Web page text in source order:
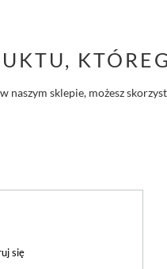
naszym sklepie, możesz
się